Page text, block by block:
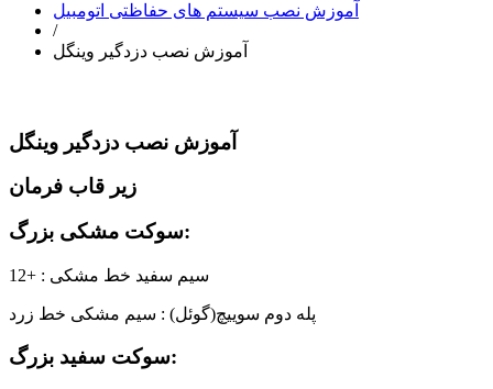
آموزش نصب سیستم های حفاظتی اتومبیل
/
آموزش نصب دزدگیر وینگل
آموزش نصب دزدگیر وینگل
زیر قاب فرمان
سوکت مشکی بزرگ:
12+ : سیم سفید خط مشکی
پله دوم سوییچ(گوئل) : سیم مشکی خط زرد
سوکت سفید بزرگ: